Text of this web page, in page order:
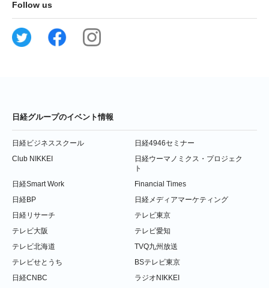
Follow us
日経グループのイベント情報
日経ビジネススクール
日経4946セミナー
Club NIKKEI
日経ウーマノミクス・プロジェク
ト
日経Smart Work
Financial Times
日経BP
日経メディアマーケティング
日経リサーチ
テレビ東京
テレビ大阪
テレビ愛知
テレビ北海道
TVQ九州放送
テレビせとうち
BSテレビ東京
日経CNBC
ラジオNIKKEI